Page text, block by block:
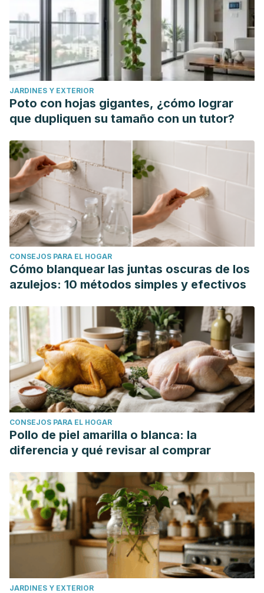
factores de riesgo . BS thesis. Universidad de Guayaquil.
Facultad Piloto de Odontología, 2021.
Carranza Villao, Kevin Brayan.Gingivitis asociada al
embarazo. BS thesis. Universidad de Guayaquil. Facultad
Piloto de Odontología, 2020.
Quintana Guerra, Adrián Alberto. "Factores de riesgo
asociados a la gingivitis en adolescentes gestantes."
Sanz, Mariano, et al. "Periodontitis and cardiovascular
diseases: Consensus report."Journal of Clinical
Periodontology 47.3 (2020): 268-288.
Preshaw, Philip M., and Susan M. Bissett. "Periodontitis and
diabetes." British dental journal227.7 (2019): 577-584.
Könönen, Eija, Mervi Gursoy, and Ulvi Kahraman Gursoy.
"Periodontitis: A multifaceted disease of tooth-supporting
tissues."Journal of clinical medicine
JARDINES Y EXTERIOR
Poto con hojas gigantes, ¿cómo lograr
que dupliquen su tamaño con un tutor?
CONSEJOS PARA EL HOGAR
Cómo blanquear las juntas oscuras de los
azulejos: 10 métodos simples y efectivos
CONSEJOS PARA EL HOGAR
Pollo de piel amarilla o blanca: la
diferencia y qué revisar al comprar
JARDINES Y EXTERIOR